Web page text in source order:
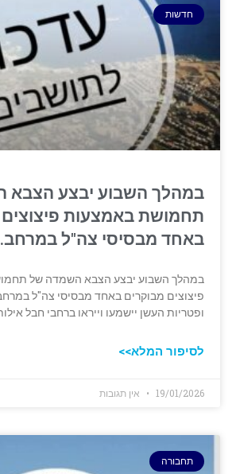
חדשות
במהלך השבוע יבצע הצבא
תחמושת באמצעות פיצוצים
באחד מבסיסי צה"ל במרחב.
במהלך השבוע יבצע הצבא השמדה של
פיצוצים מבוקרים באחד מבסיסי צה"ל
ופטריות העשן יישמעו וייראו ברחבי חבל
לסיפור המלא>>
19/01/2026 אין תגובות
תחבורה